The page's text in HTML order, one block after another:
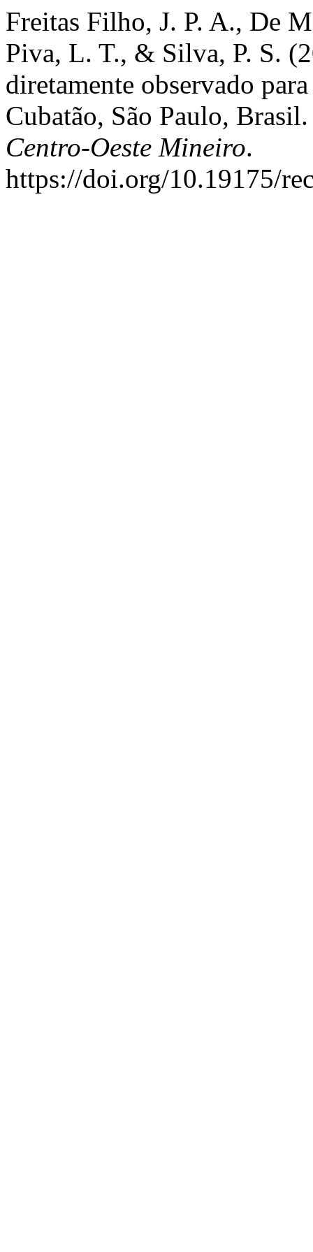
Freitas Filho, J. P. A., De
Piva, L. T., & Silva, P. S.
diretamente observado
Cubatão, São Paulo,
Centro-Oeste Mineiro.
https://doi.org/10.19175/